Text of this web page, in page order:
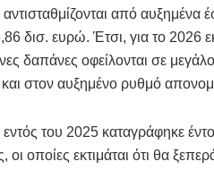
από αυξημένα
δισ. ευρώ. Έτσι, για το 2026
δαπάνες οφείλονται σε
στον αυξημένο ρυθμό
εντός του 2025 καταγράφηκε
οι οποίες εκτιμάται ότι θα